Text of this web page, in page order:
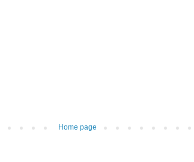
Home page